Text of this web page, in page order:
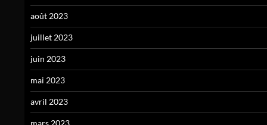
août 2023
juillet 2023
juin 2023
mai 2023
avril 2023
mars 2023